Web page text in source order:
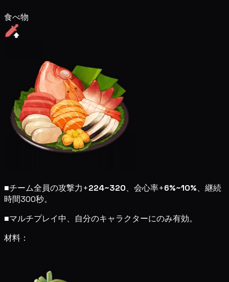
食べ物
■チーム全員の攻撃力+224~320、会心率+6%~10%、継続
時間300秒。
■マルチプレイ中、自分のキャラクターにのみ有効。
材料：